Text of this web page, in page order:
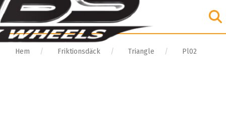
Hem Friktionsdäck Triangle Pl02